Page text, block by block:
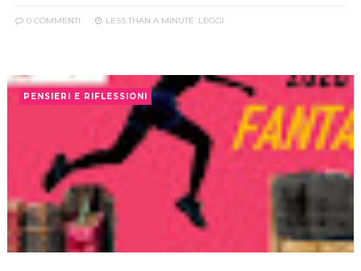
0 COMMENTI LESS THAN A MINUTE LEGGI
PENSIERI E RIFLESSIONI